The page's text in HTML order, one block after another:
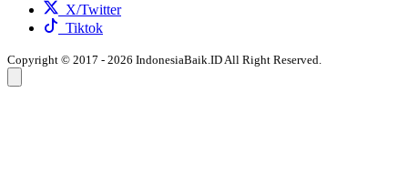
X/Twitter
Tiktok
Copyright © 2017 - 2026 IndonesiaBaik.ID All Right Reserved.